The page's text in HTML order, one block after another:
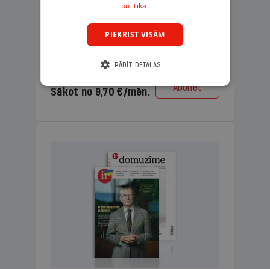
Ģimenes komplekts – aizraujošs
lasāmžurnāls bērniem un analītiska
lasāmviela vecākiem.
Sākot no 9,70 €/mēn. Abonēt
politikā.
PIEKRIST VISĀM
RĀDĪT DETAĻAS